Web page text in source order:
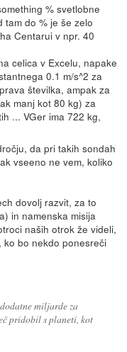
% svetlobne
tam do % je še zelo
Centarui v npr. 40
celica v Excelu, napake
0.1 m/s^2 za
številka, ampak za
manj kot 80 kg) za
... VGer ima 722 kg,
da pri takih sondah
vseeno ne vem, koliko
dovolj razvit, za to
in namenska misija
naših otrok že videli,
ko bo nekdo ponesreči
miljarde za
pridobil s planeti, kot